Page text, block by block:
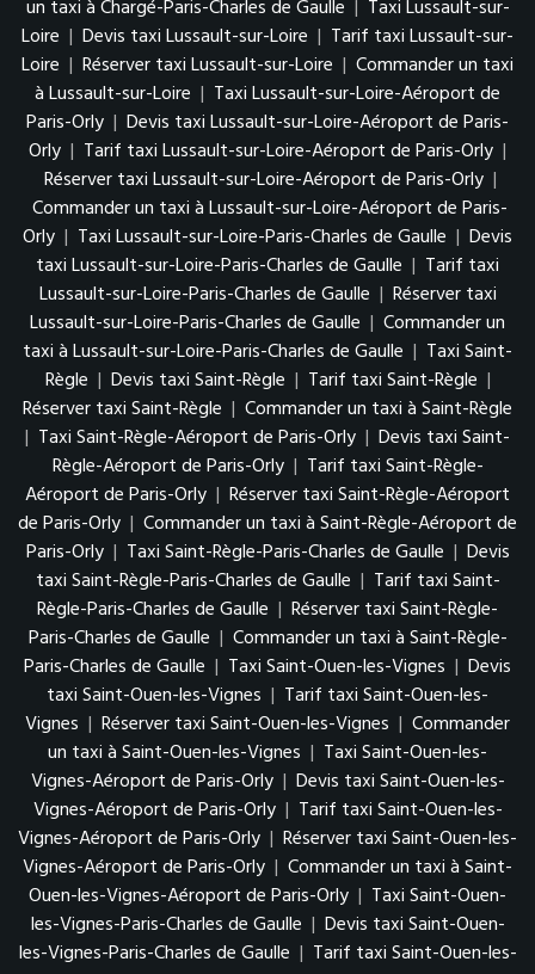
un taxi à Chargé-Paris-Charles de Gaulle | Taxi Lussault-sur-
Loire | Devis taxi Lussault-sur-Loire | Tarif taxi Lussault-sur-
Loire | Réserver taxi Lussault-sur-Loire | Commander un taxi
à Lussault-sur-Loire | Taxi Lussault-sur-Loire-Aéroport de
Paris-Orly | Devis taxi Lussault-sur-Loire-Aéroport de Paris-
Orly | Tarif taxi Lussault-sur-Loire-Aéroport de Paris-Orly |
Réserver taxi Lussault-sur-Loire-Aéroport de Paris-Orly |
Commander un taxi à Lussault-sur-Loire-Aéroport de Paris-
Orly | Taxi Lussault-sur-Loire-Paris-Charles de Gaulle | Devis
taxi Lussault-sur-Loire-Paris-Charles de Gaulle | Tarif taxi
Lussault-sur-Loire-Paris-Charles de Gaulle | Réserver taxi
Lussault-sur-Loire-Paris-Charles de Gaulle | Commander un
taxi à Lussault-sur-Loire-Paris-Charles de Gaulle | Taxi Saint-
Règle | Devis taxi Saint-Règle | Tarif taxi Saint-Règle |
Réserver taxi Saint-Règle | Commander un taxi à Saint-Règle
| Taxi Saint-Règle-Aéroport de Paris-Orly | Devis taxi Saint-
Règle-Aéroport de Paris-Orly | Tarif taxi Saint-Règle-
Aéroport de Paris-Orly | Réserver taxi Saint-Règle-Aéroport
de Paris-Orly | Commander un taxi à Saint-Règle-Aéroport de
Paris-Orly | Taxi Saint-Règle-Paris-Charles de Gaulle | Devis
taxi Saint-Règle-Paris-Charles de Gaulle | Tarif taxi Saint-
Règle-Paris-Charles de Gaulle | Réserver taxi Saint-Règle-
Paris-Charles de Gaulle | Commander un taxi à Saint-Règle-
Paris-Charles de Gaulle | Taxi Saint-Ouen-les-Vignes | Devis
taxi Saint-Ouen-les-Vignes | Tarif taxi Saint-Ouen-les-
Vignes | Réserver taxi Saint-Ouen-les-Vignes | Commander
un taxi à Saint-Ouen-les-Vignes | Taxi Saint-Ouen-les-
Vignes-Aéroport de Paris-Orly | Devis taxi Saint-Ouen-les-
Vignes-Aéroport de Paris-Orly | Tarif taxi Saint-Ouen-les-
Vignes-Aéroport de Paris-Orly | Réserver taxi Saint-Ouen-les-
Vignes-Aéroport de Paris-Orly | Commander un taxi à Saint-
Ouen-les-Vignes-Aéroport de Paris-Orly | Taxi Saint-Ouen-
les-Vignes-Paris-Charles de Gaulle | Devis taxi Saint-Ouen-
les-Vignes-Paris-Charles de Gaulle | Tarif taxi Saint-Ouen-les-